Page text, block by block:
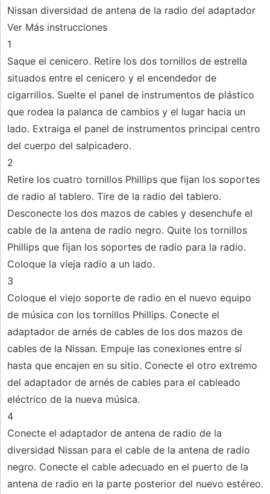
Nissan diversidad de antena de la radio del adaptador
Ver Más instrucciones
1
Saque el cenicero. Retire los dos tornillos de estrella
situados entre el cenicero y el encendedor de
cigarrillos. Suelte el panel de instrumentos de plástico
que rodea la palanca de cambios y el lugar hacia un
lado. Extraiga el panel de instrumentos principal centro
del cuerpo del salpicadero.
2
Retire los cuatro tornillos Phillips que fijan los soportes
de radio al tablero. Tire de la radio del tablero.
Desconecte los dos mazos de cables y desenchufe el
cable de la antena de radio negro. Quite los tornillos
Phillips que fijan los soportes de radio para la radio.
Coloque la vieja radio a un lado.
3
Coloque el viejo soporte de radio en el nuevo equipo
de música con los tornillos Phillips. Conecte el
adaptador de arnés de cables de los dos mazos de
cables de la Nissan. Empuje las conexiones entre sí
hasta que encajen en su sitio. Conecte el otro extremo
del adaptador de arnés de cables para el cableado
eléctrico de la nueva música.
4
Conecte el adaptador de antena de radio de la
diversidad Nissan para el cable de la antena de radio
negro. Conecte el cable adecuado en el puerto de la
antena de radio en la parte posterior del nuevo estéreo.